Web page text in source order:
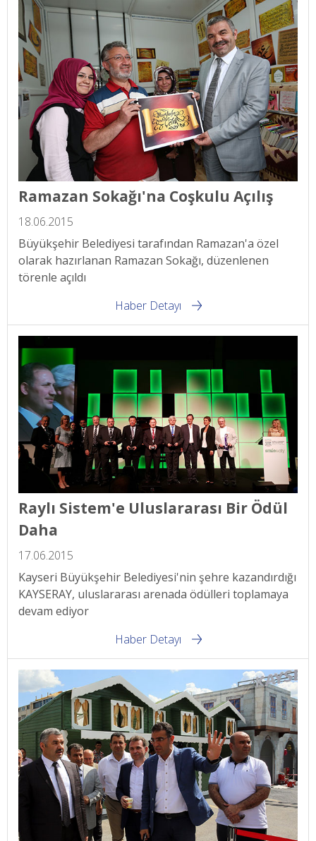
Ramazan Sokağı'na Coşkulu Açılış
18.06.2015
Büyükşehir Belediyesi tarafından Ramazan'a özel
olarak hazırlanan Ramazan Sokağı, düzenlenen
törenle açıldı
Haber Detayı
Raylı Sistem'e Uluslararası Bir Ödül
Daha
17.06.2015
Kayseri Büyükşehir Belediyesi'nin şehre kazandırdığı
KAYSERAY, uluslararası arenada ödülleri toplamaya
devam ediyor
Haber Detayı